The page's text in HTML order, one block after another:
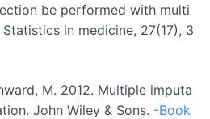
be performed with multi
in medicine, 27(17), 3
M. 2012. Multiple imputa
John Wiley & Sons. -Book